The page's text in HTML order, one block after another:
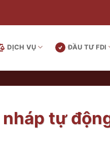
DỊCH VỤ ĐẦU TƯ FDI
tự